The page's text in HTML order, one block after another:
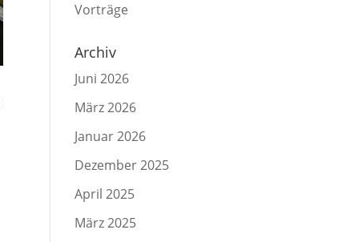
Vorträge
Archiv
Juni 2026
März 2026
Januar 2026
Dezember 2025
April 2025
März 2025